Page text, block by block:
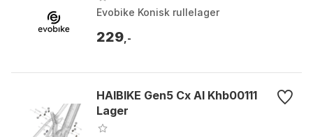
Evobike Konisk rullelager
229 ,-
HAIBIKE Gen5 Cx Al Khb00111
Lager